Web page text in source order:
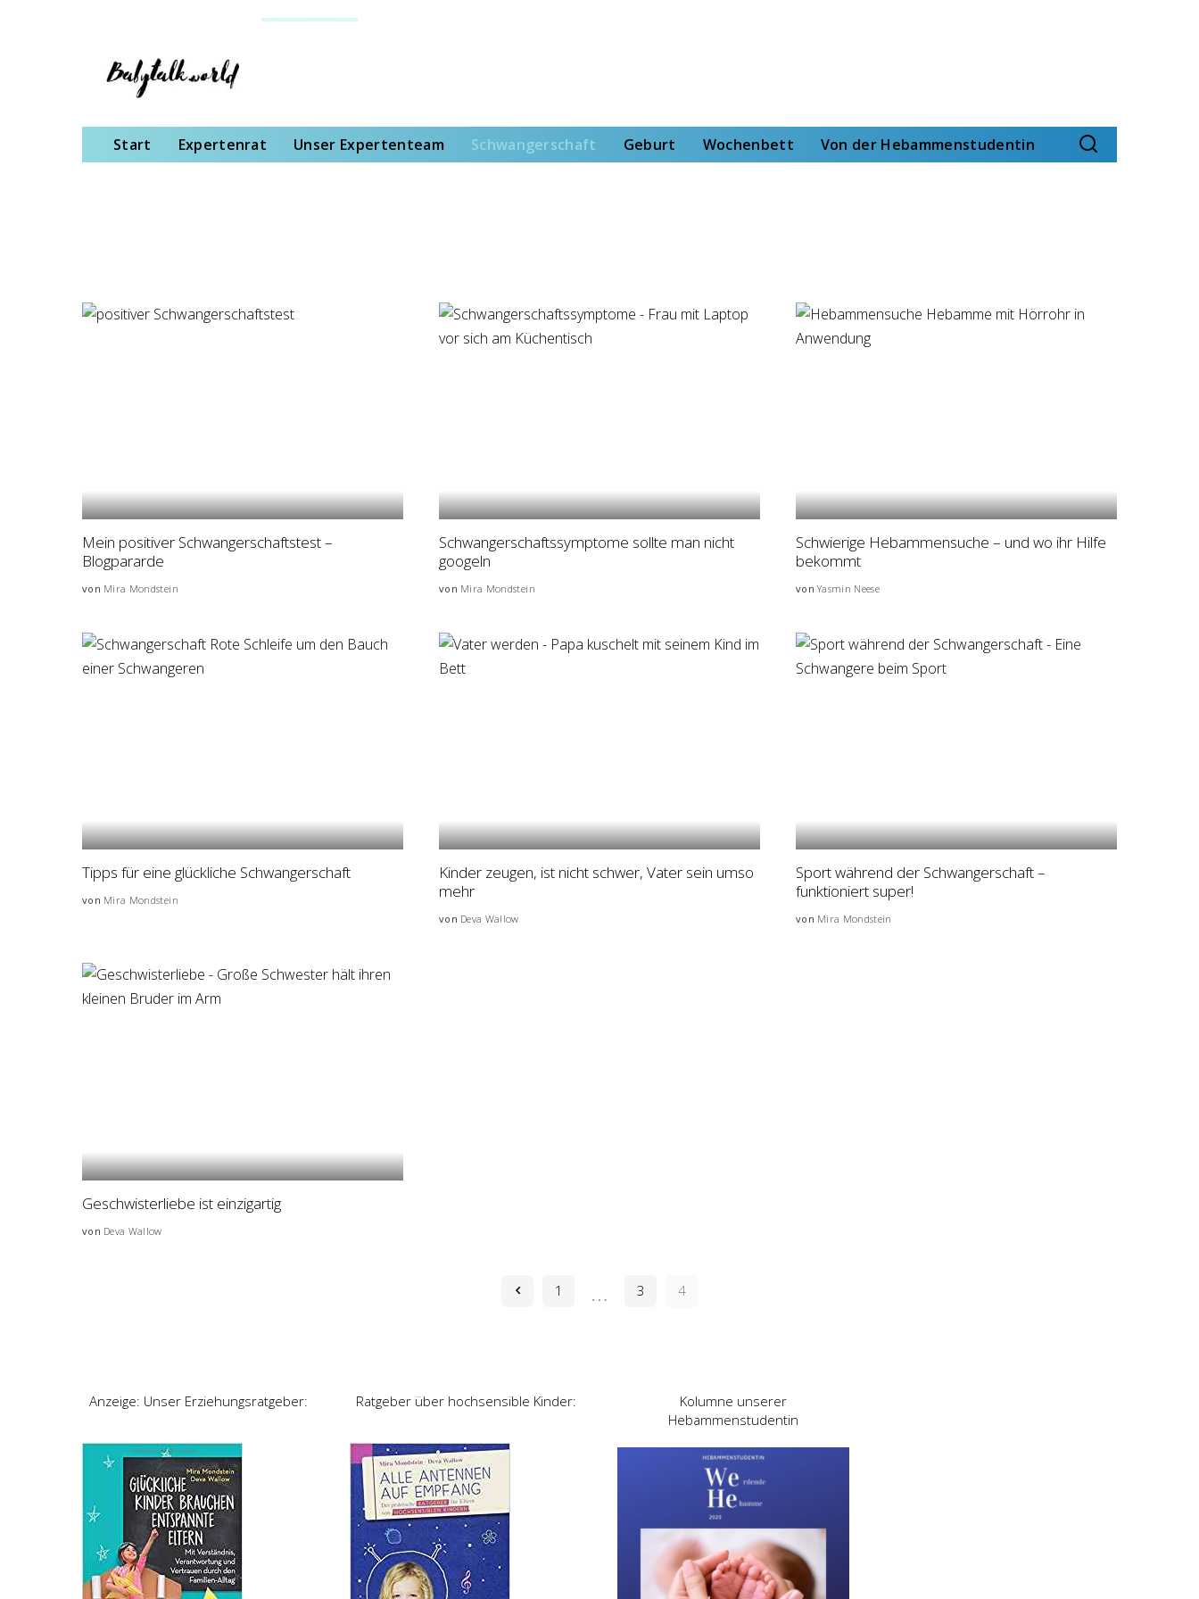
Start Expertenrat Unser Expertenteam Schwangerschaft Geburt Wochenbett Von der Hebammenstudentin
Mein positiver Schwangerschaftstest –
Blogpararde
Posted
von Mira Mondstein
Schwangerschaftssymptome sollte man nicht
googeln
Posted
von Mira Mondstein
Schwierige Hebammensuche – und wo ihr Hilfe
bekommt
Posted
von Yasmin Neese
Tipps für eine glückliche Schwangerschaft
Posted
von Mira Mondstein
Kinder zeugen, ist nicht schwer, Vater sein umso
mehr
Posted
von Deva Wallow
Sport während der Schwangerschaft –
funktioniert super!
Posted
von Mira Mondstein
Geschwisterliebe ist einzigartig
Posted
von Deva Wallow
1 … 3 4
Anzeige: Unser Erziehungsratgeber: Ratgeber über hochsensible Kinder:
Kolumne unserer
Hebammenstudentin